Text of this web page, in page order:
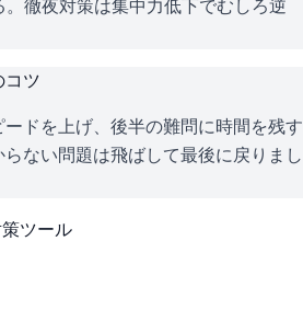
。徹夜対策は集中力低下でむしろ逆
コツ
ドを上げ、後半の難問に時間を残す
ない問題は飛ばして最後に戻りまし
ツール